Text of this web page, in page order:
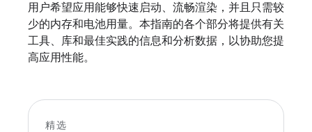
用户希望应用能够快速启动、流畅渲染，并且只需较
少的内存和电池用量。本指南的各个部分将提供有关
工具、库和最佳实践的信息和分析数据，以协助您提
高应用性能。
精选